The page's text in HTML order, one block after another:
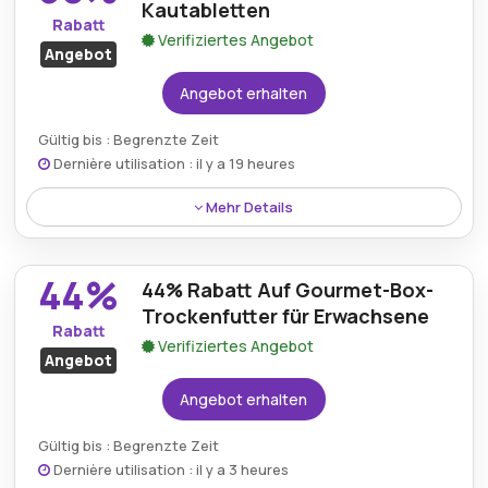
Lieblingsoption wählen.
Rabatt
Angebot
Kautabletten
Verifiziertes Angebot
Angebot erhalten
Gültig bis : Begrenzte Zeit
Dernière utilisation : il y a 19 heures
Mehr Details
Hartkäse-Kaustangen; so können Kunden bei
qualifizierten Bestellungen langlebige
Hundesnacks zu einem deutlich reduzierten Preis
genießen.
Mindestkaufbetrag:Keine Mindestausgaben
Berechtigung:Für alle Kunden
44%
Rabatt
Angebot
44% Rabatt Auf Gourmet-Box-
Trockenfutter für Erwachsene
Verifiziertes Angebot
Angebot erhalten
Gültig bis : Begrenzte Zeit
Dernière utilisation : il y a 3 heures